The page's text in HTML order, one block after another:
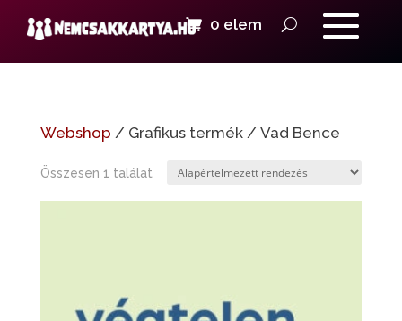
0 elem
Webshop / Grafikus termék / Vad Bence
Összesen 1 találat